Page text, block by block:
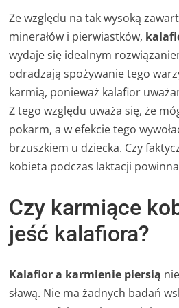
Ze względu na tak wysoką
minerałów i pierwiastków,
wydaje się idealnym
odradzają spożywanie tego
karmią, ponieważ kalafior
Z tego względu uważa się, że
pokarm, a w efekcie tego
brzuszkiem u dziecka. Czy
kobieta podczas laktacji
Czy karmiące
jeść kalafiora?
Kalafior a karmienie piersią
sławą. Nie ma żadnych badań